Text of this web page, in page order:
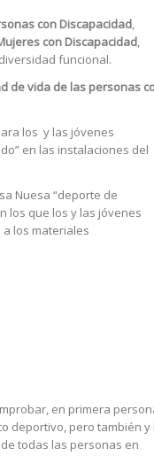
con Discapacidad
con Discapacidad
funcional.
de vida de las personas
los y las jóvenes
en las instalaciones del
Nuesa “deporte de
los que los y las jóvenes
los materiales
en primera
deportivo, pero también y
todas las personas en